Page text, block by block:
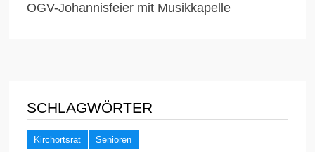
OGV-Johannisfeier mit Musikkapelle
SCHLAGWÖRTER
Kirchortsrat Senioren